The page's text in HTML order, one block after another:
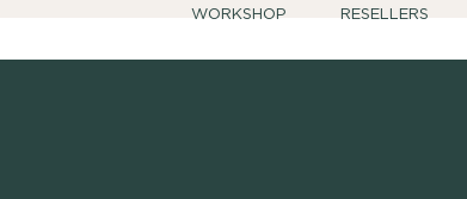
WORKSHOP
RESELLERS